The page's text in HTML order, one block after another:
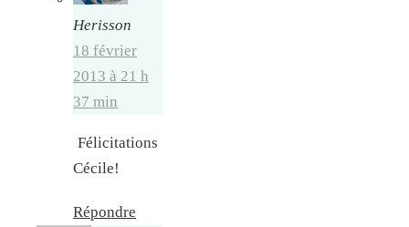
Herisson
18 février
2013 à 21 h
37 min
Félicitations
Cécile!
Répondre